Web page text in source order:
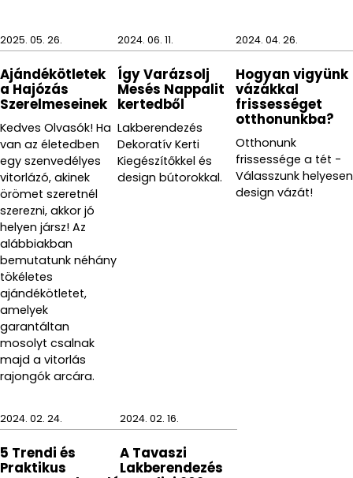
2025. 05. 26.
Ajándékötletek
a Hajózás
Szerelmeseinek
Kedves Olvasók! Ha
van az életedben
egy szenvedélyes
vitorlázó, akinek
örömet szeretnél
szerezni, akkor jó
helyen jársz! Az
alábbiakban
bemutatunk néhány
tökéletes
ajándékötletet,
amelyek
garantáltan
mosolyt csalnak
majd a vitorlás
rajongók arcára.
2024. 06. 11.
Így Varázsolj
Mesés Nappalit
kertedből
Lakberendezés
Dekoratív Kerti
Kiegészítőkkel és
design bútorokkal.
2024. 04. 26.
Hogyan vigyünk
vázákkal
frissességet
otthonunkba?
Otthonunk
frissessége a tét -
Válasszunk helyesen
design vázát!
2024. 02. 24.
5 Trendi és
Praktikus
2024. 02. 16.
A Tavaszi
Lakberendezés